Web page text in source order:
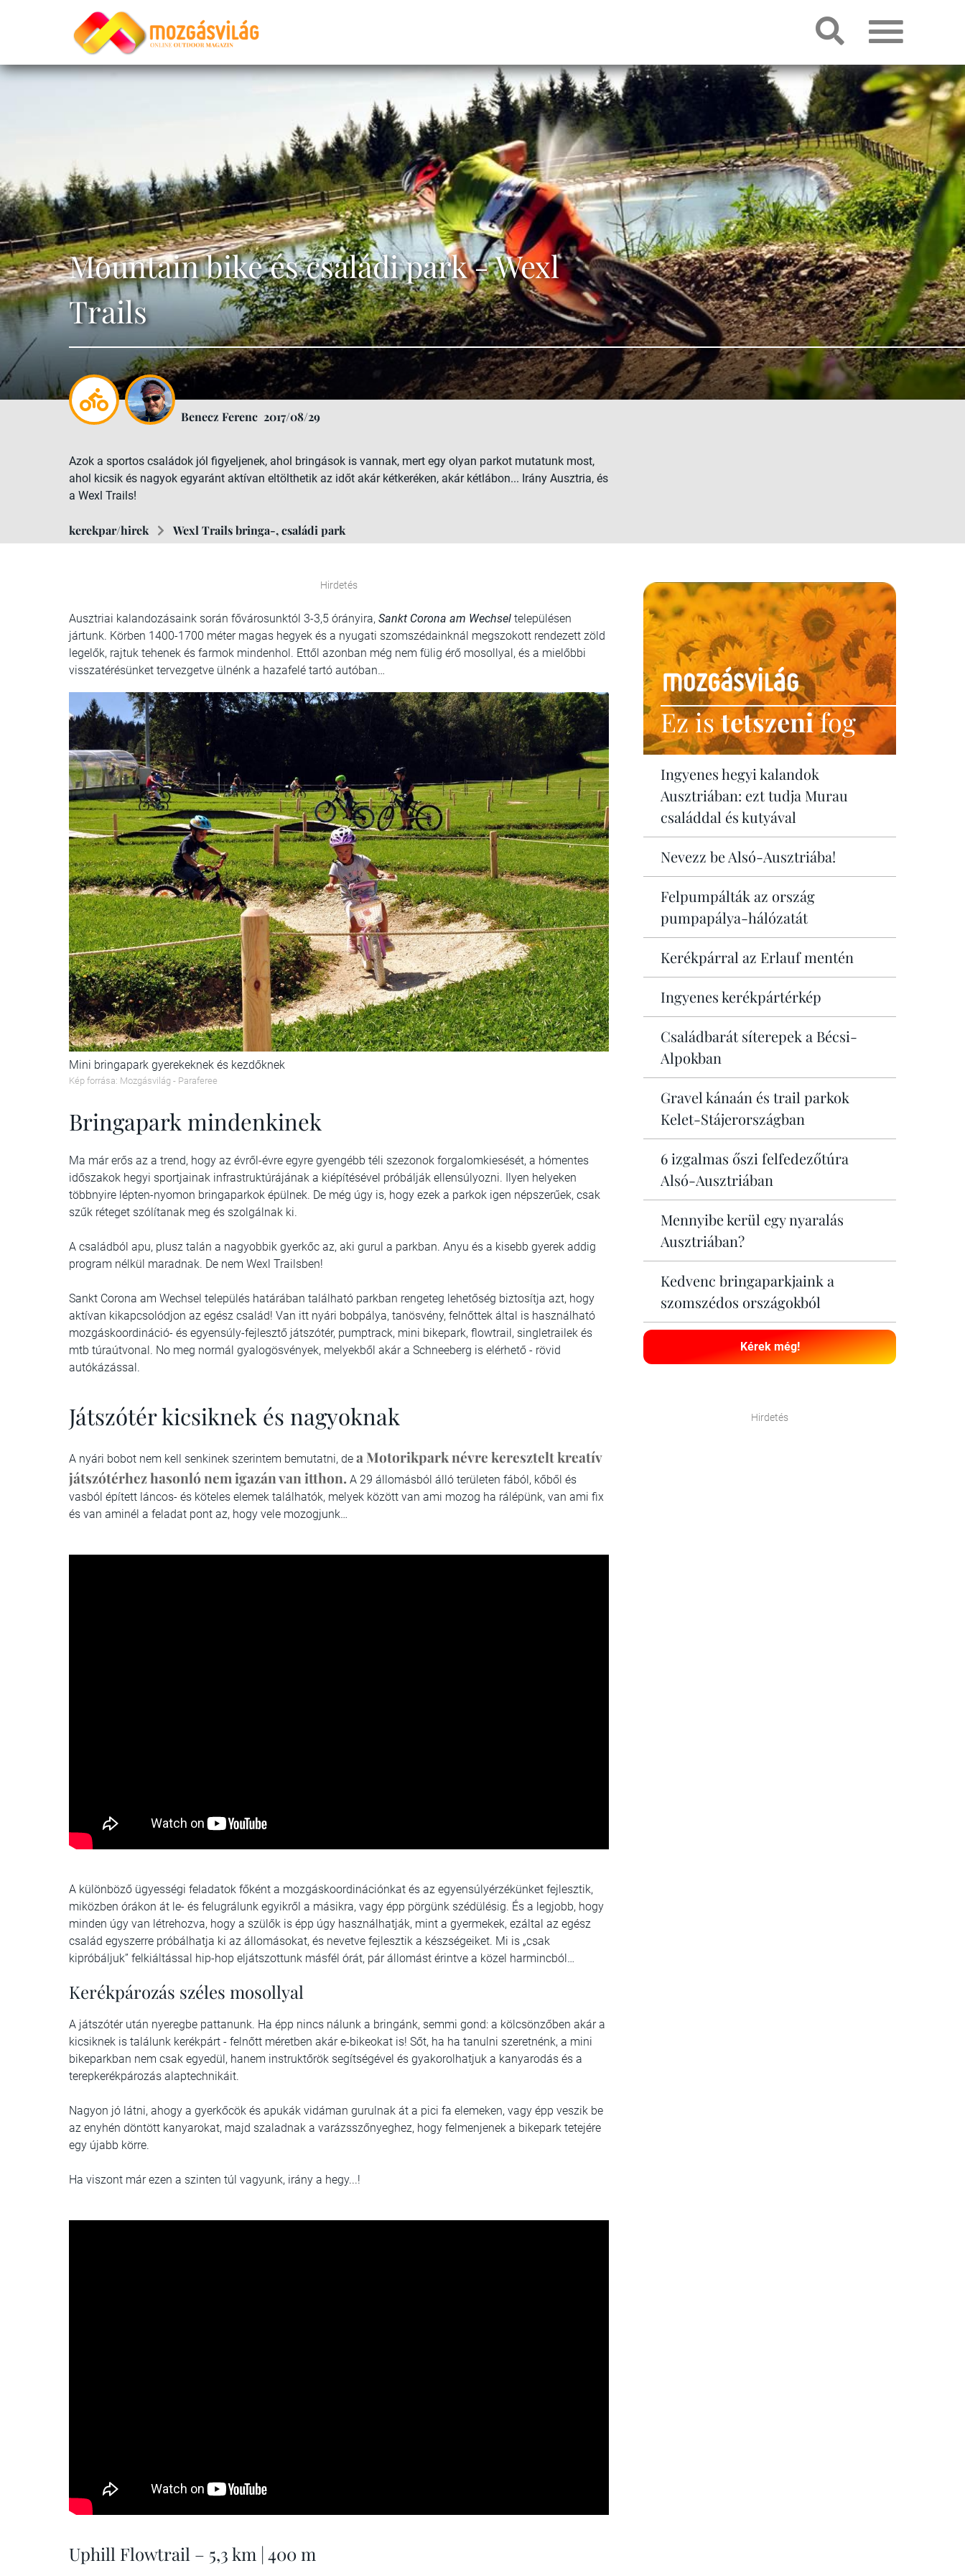
Mountain bike és családi park - Wexl
Trails
Benecz Ferenc 2017/08/29
Azok a sportos családok jól figyeljenek, ahol bringások is vannak, mert egy olyan parkot mutatunk most,
ahol kicsik és nagyok egyaránt aktívan eltölthetik az időt akár kétkeréken, akár kétlábon... Irány Ausztria, és
a Wexl Trails!
kerekpar/hirek Wexl Trails bringa-, családi park
Hirdetés
Ausztriai kalandozásaink során fővárosunktól 3-3,5 órányira, Sankt Corona am Wechsel településen
jártunk. Körben 1400-1700 méter magas hegyek és a nyugati szomszédainknál megszokott rendezett zöld
legelők, rajtuk tehenek és farmok mindenhol. Ettől azonban még nem fülig érő mosollyal, és a mielőbbi
visszatérésünket tervezgetve ülnénk a hazafelé tartó autóban…
Mini bringapark gyerekeknek és kezdőknek
Kép forrása: Mozgásvilág - Paraferee
Bringapark mindenkinek
Ma már erős az a trend, hogy az évről-évre egyre gyengébb téli szezonok forgalomkiesését, a hómentes
időszakok hegyi sportjainak infrastruktúrájának a kiépítésével próbálják ellensúlyozni. Ilyen helyeken
többnyire lépten-nyomon bringaparkok épülnek. De még úgy is, hogy ezek a parkok igen népszerűek, csak
szűk réteget szólítanak meg és szolgálnak ki.
A családból apu, plusz talán a nagyobbik gyerkőc az, aki gurul a parkban. Anyu és a kisebb gyerek addig
program nélkül maradnak. De nem Wexl Trailsben!
Sankt Corona am Wechsel település határában található parkban rengeteg lehetőség biztosítja azt, hogy
aktívan kikapcsolódjon az egész család! Van itt nyári bobpálya, tanösvény, felnőttek által is használható
mozgáskoordináció- és egyensúly-fejlesztő játszótér, pumptrack, mini bikepark, flowtrail, singletrailek és
mtb túraútvonal. No meg normál gyalogösvények, melyekből akár a Schneeberg is elérhető - rövid
autókázással.
Játszótér kicsiknek és nagyoknak
A nyári bobot nem kell senkinek szerintem bemutatni, de a Motorikpark névre keresztelt kreatív
játszótérhez hasonló nem igazán van itthon. A 29 állomásból álló területen fából, kőből és
vasból épített láncos- és köteles elemek találhatók, melyek között van ami mozog ha rálépünk, van ami fix
és van aminél a feladat pont az, hogy vele mozogjunk…
A különböző ügyességi feladatok főként a mozgáskoordinációnkat és az egyensúlyérzékünket fejlesztik,
miközben órákon át le- és felugrálunk egyikről a másikra, vagy épp pörgünk szédülésig. És a legjobb, hogy
minden úgy van létrehozva, hogy a szülők is épp úgy használhatják, mint a gyermekek, ezáltal az egész
család egyszerre próbálhatja ki az állomásokat, és nevetve fejlesztik a készségeiket. Mi is „csak
kipróbáljuk” felkiáltással hip-hop eljátszottunk másfél órát, pár állomást érintve a közel harmincból…
Kerékpározás széles mosollyal
A játszótér után nyeregbe pattanunk. Ha épp nincs nálunk a bringánk, semmi gond: a kölcsönzőben akár a
kicsiknek is találunk kerékpárt - felnőtt méretben akár e-bikeokat is! Sőt, ha ha tanulni szeretnénk, a mini
bikeparkban nem csak egyedül, hanem instruktőrök segítségével és gyakorolhatjuk a kanyarodás és a
terepkerékpározás alaptechnikáit.
Nagyon jó látni, ahogy a gyerkőcök és apukák vidáman gurulnak át a pici fa elemeken, vagy épp veszik be
az enyhén döntött kanyarokat, majd szaladnak a varázsszőnyeghez, hogy felmenjenek a bikepark tetejére
egy újabb körre.
Ha viszont már ezen a szinten túl vagyunk, irány a hegy...!
Uphill Flowtrail – 5,3 km | 400 m
Ez istetszenifog
Ingyenes hegyi kalandok
Ausztriában: ezt tudja Murau
családdal és kutyával
Nevezz be Alsó-Ausztriába!
Felpumpálták az ország
pumpapálya-hálózatát
Kerékpárral az Erlauf mentén
Ingyenes kerékpártérkép
Családbarát síterepek a Bécsi-
Alpokban
Gravel kánaán és trail parkok
Kelet-Stájerországban
6 izgalmas őszi felfedezőtúra
Alsó-Ausztriában
Mennyibe kerül egy nyaralás
Ausztriában?
Kedvenc bringaparkjaink a
szomszédos országokból
Kérek még!
Hirdetés